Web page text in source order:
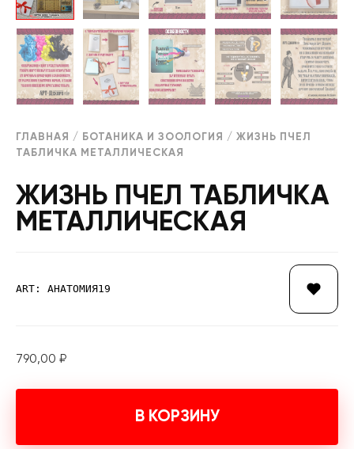
ГЛАВНАЯ / БОТАНИКА И ЗООЛОГИЯ / ЖИЗНЬ ПЧЕЛ
ТАБЛИЧКА МЕТАЛЛИЧЕСКАЯ
ЖИЗНЬ ПЧЕЛ ТАБЛИЧКА
МЕТАЛЛИЧЕСКАЯ
ART: АНАТОМИЯ19
790,00 ₽
В КОРЗИНУ